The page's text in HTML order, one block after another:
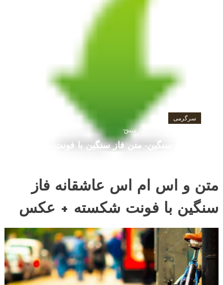
سرگرمی
پارمیس
متن فاز سنگین- متن فاز سنگین با فونت شکسته
متن و اس ام اس عاشقانه فاز
سنگین با فونت شکسته + عکس